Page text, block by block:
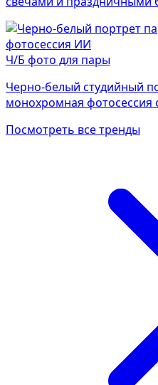
Ч/Б фото для пары
Черно-белый студийный
монохромная фотосессия
Посмотреть все тренды